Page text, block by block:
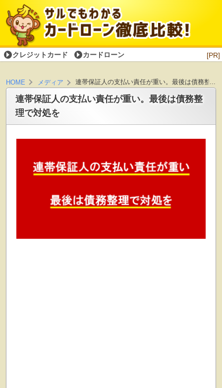
[PR]
クレジットカード カードローン
HOME メディア 連帯保証人の支払い責任が重い。最後は債務整理
連帯保証人の支払い責任が重い。最後は債務整
理で対処を